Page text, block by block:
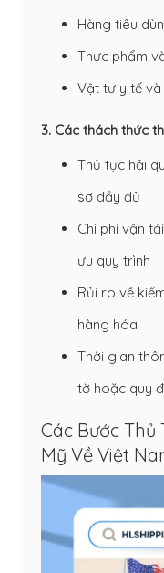
Hàng tiêu
Thực phẩm
Vật tư y tế
3. Các thách thức
Thủ tục hải
sơ đầy đủ
Chi phí vận
ưu quy trình
Rủi ro về
hàng hóa
Thời gian
tờ hoặc quy
Các Bước
Mỹ Về Việt